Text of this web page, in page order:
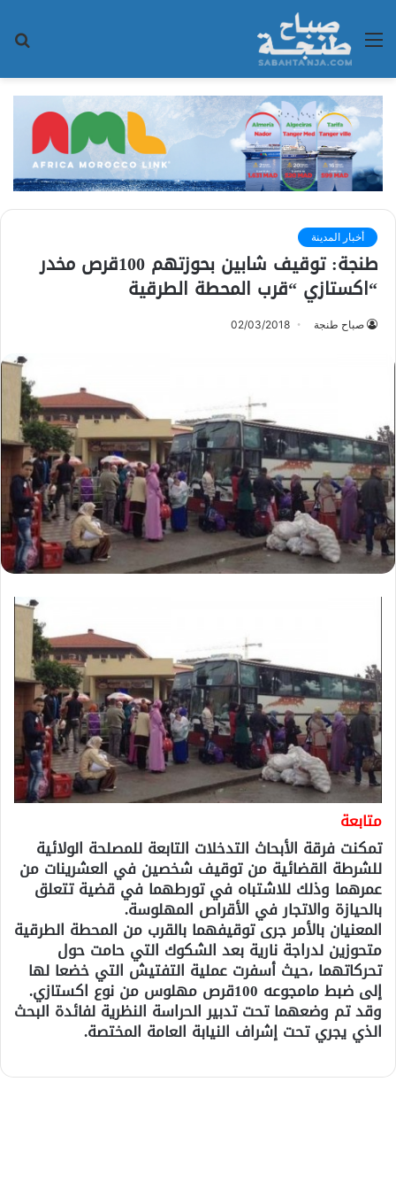
القائمة
أخبار المدينة
طنجة: توقيف شابين بحوزتهم 100قرص مخدر
“اكستازي “قرب المحطة الطرقية
صباح طنجة 02/03/2018
متابعة
تمكنت فرقة الأبحاث التدخلات التابعة للمصلحة الولائية
للشرطة القضائية من توقيف شخصين في العشرينات من
عمرهما وذلك للاشتباه في تورطهما في قضية تتعلق
بالحيازة والاتجار في الأقراص المهلوسة.
المعنيان بالأمر جرى توقيفهما بالقرب من المحطة الطرقية
متحوزين لدراجة نارية بعد الشكوك التي حامت حول
تحركاتهما ،حيث أسفرت عملية التفتيش التي خضعا لها
إلى ضبط مامجوعه 100قرص مهلوس من نوع اكستازي.
وقد تم وضعهما تحت تدبير الحراسة النظرية لفائدة البحث
الذي يجري تحت إشراف النيابة العامة المختصة.